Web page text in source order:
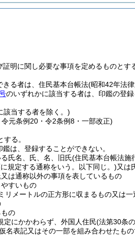
明に関し必要な事項を定めるものとす
きる者は、住民基本台帳法(昭和42年法
のいずれかに該当する者は、印鑑の登録
該当する者を除く。)
元条例20・令2条例8・一部改正)
る。
は、登録することができない。
氏名、氏、名、旧氏(住民基本台帳法施
規定する通称をいう。以下同じ。)又は
は通称以外の事項を表しているもの
すいもの
リメートルの正方形に収まるもの又は
の
定にかかわらず、外国人住民(法第30条
名表記又はその一部を組み合わせたも